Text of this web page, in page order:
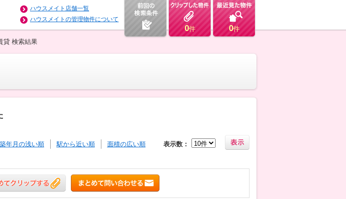
ハウスメイト店舗一覧
ハウスメイトの管理物件について
0件 0件
貸 検索結果
築年月の浅い順 駅から近い順 面積の広い順 表示数：